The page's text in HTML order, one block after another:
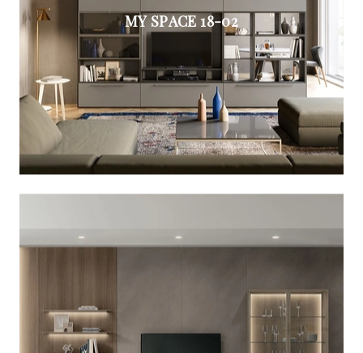
MY SPACE 18-02